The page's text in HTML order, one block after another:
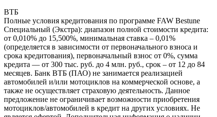
ВТБ
Полные условия кредитования по программе FAW Bestune
Специальный (Экстра): диапазон полной стоимости кредита:
от 0,010% до 15,500%, минимальная ставка – 0,01%
(определяется в зависимости от первоначального взноса и
срока кредитования), первоначальный взнос от 0%, сумма
кредита — от 300 тыс. руб. до 4 млн. руб., срок – от 12 до 84
месяцев. Банк ВТБ (ПАО) не занимается реализацией
автомобилей и/или мотоциклов на коммерческой основе, а
также не осуществляет страховую деятельность. Данное
предложение не ограничивает возможности приобретения
мотоциклов/автомобилей в кредит на других условиях. Не